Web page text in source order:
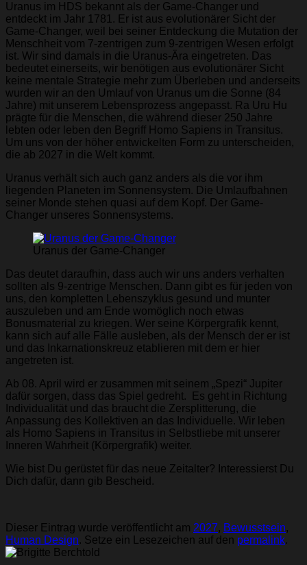
Uranus im HDS bekannt als der Game-Changer und
entdeckt im Jahr 1781. Er ist aus evolutionärer Sicht der
Game-Changer, weil bei seiner Entdeckung die Mutation der
Menschheit vom 7-zentrigen zum 9-zentrigen Wesen erfolgt
ist. Wir sind damals in die Uranus-Ära eingetreten. Das
bedeutet einerseits, wir benötigen aus evolutionärer Sicht
keine mentale Strategie mehr zum Überleben und anderseits
wurden wir an den Umlauf von Uranus um die Sonne (84
Jahre) mit unserem Lebensprozess angepasst. Ra Uru Hu
prägte für die Menschen, die während dieser 250 Jahre
lebten oder leben den Begriff Homo Sapiens in Transitus.
Um uns von der höher entwickelten Form zu unterscheiden,
die ab 2027 in die Welt kommt.
Uranus verhält sich auch ganz anders als die vor ihm
liegenden Planeten im Sonnensystem. Die Umlaufbahnen
seiner Monde stehen quasi auf dem Kopf. Der Game-
Changer unseres Sonnensystems.
Uranus der Game-Changer
Das deutet daraufhin, dass auch wir uns anders verhalten
sollten als 9-zentrige Menschen. Dann gibt es für jeden von
uns, den kompletten Lebenszyklus gesund und munter
auszuleben und am Ende womöglich noch etwas
Bonusmaterial zu kriegen. Wer seine Körpergrafik kennt,
kann sich auf alle Fälle ausleben, als der Mensch der er ist
und das Inkarnationskreuz etablieren mit dem er hier
angetreten ist.
Ab 08. April wird er zusammen mit seinem „Spezi“ Jupiter
dafür sorgen, dass das Spiel gedreht. Es geht in Richtung
Individualität und das braucht die Zersplitterung, die
Anpassung des Kollektiven an das Individuelle. Wir leben
als Homo Sapiens in Transitus in Selbstliebe mit unserer
Inneren Wahrheit (Körpergrafik) weiter.
Wie bist Du gerüstet für das neue Zeitalter? Interessierst Du
Dich dafür, dann gib Bescheid.
Dieser Eintrag wurde veröffentlicht am 2027, Bewusstsein,
Human Design. Setze ein Lesezeichen auf den permalink.